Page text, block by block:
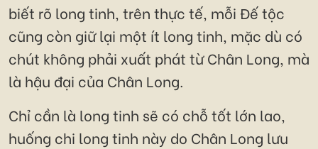
biết rõ long tinh, trên thực tế, mỗi Đế tộc
cũng còn giữ lại một ít long tinh, mặc dù có
chút không phải xuất phát từ Chân Long, mà
là hậu đại của Chân Long.
Chỉ cần là long tinh sẽ có chỗ tốt lớn lao,
huống chi long tinh này do Chân Long lưu